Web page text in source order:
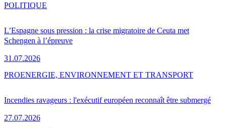
L’Espagne sous pression : la crise migratoire de Ceuta met
Schengen à l’épreuve
31.07.2026
POLITIQUE
Incendies ravageurs : l'exécutif européen reconnaît être submergé
27.07.2026
PROENERGIE, ENVIRONNEMENT ET TRANSPORT